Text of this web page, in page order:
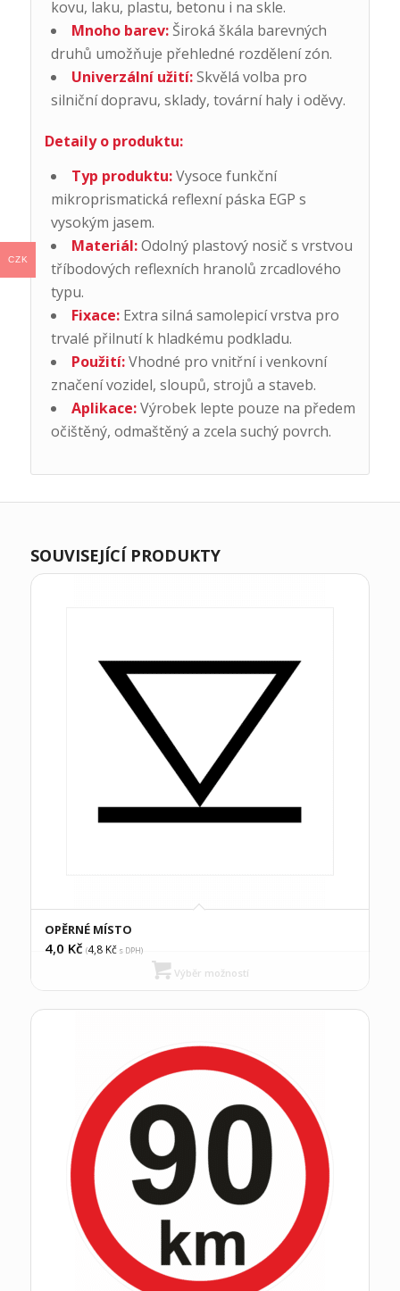
kovu, laku, plastu, betonu i na skle.
Mnoho barev:Široká škála barevných
druhů umožňuje přehledné rozdělení zón.
Univerzální užití:Skvělá volba pro
silniční dopravu, sklady, tovární haly i oděvy.
Detaily o produktu:
Typ produktu:Vysoce funkční
mikroprismatická reflexní páska EGP s
vysokým jasem.
Materiál:Odolný plastový nosič s vrstvou
tříbodových reflexních hranolů zrcadlového
typu.
Fixace:Extra silná samolepicí vrstva pro
trvalé přilnutí k hladkému podkladu.
Použití:Vhodné pro vnitřní i venkovní
značení vozidel, sloupů, strojů a staveb.
Aplikace:Výrobek lepte pouze na předem
očištěný, odmaštěný a zcela suchý povrch.
SOUVISEJÍCÍ PRODUKTY
OPĚRNÉ MÍSTO
4,0 Kč (4,8Kčs DPH)
Výběr možností
CZK